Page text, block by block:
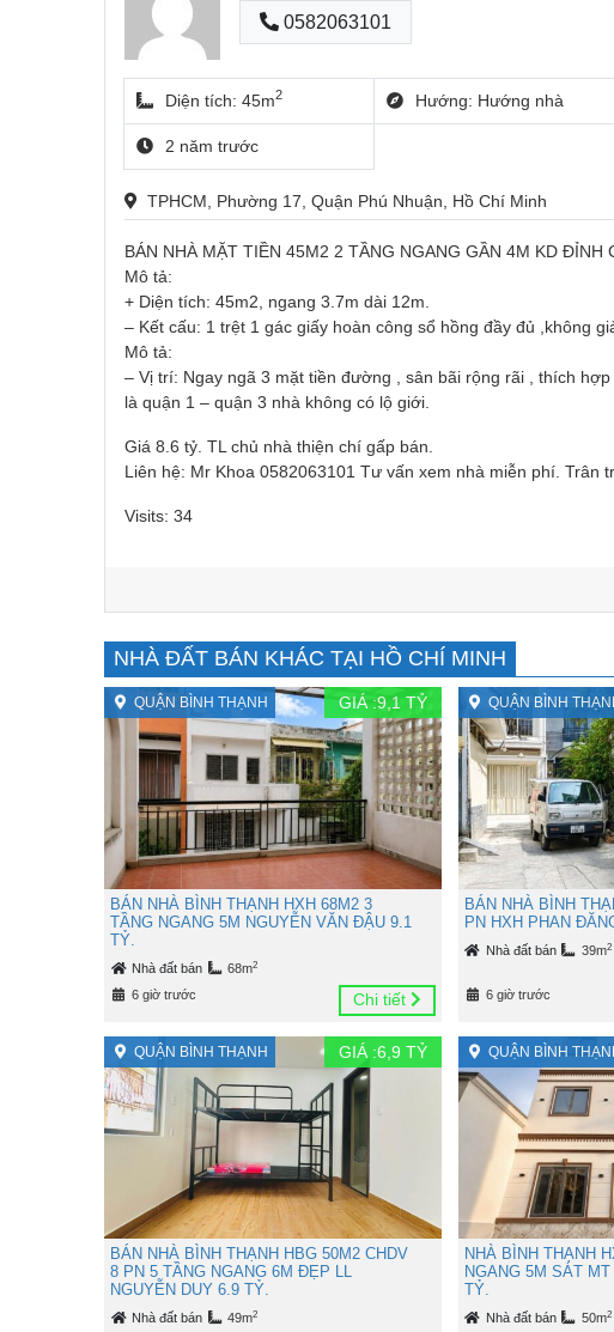
0582063101
Diện tích: 45m2 Hướng: Hướng nhà
2 năm trước
TPHCM, Phường 17, Quận Phú Nhuận, Hồ Chí Minh
BÁN NHÀ MẶT TIỀN 45M2 2 TẦNG NGANG GẦN 4M KD ĐỈNH
Mô tả:
+ Diện tích: 45m2, ngang 3.7m dài 12m.
– Kết cấu: 1 trệt 1 gác giấy hoàn công sổ hồng đầy đủ ,không
Mô tả:
– Vị trí: Ngay ngã 3 mặt tiền đường , sân bãi rộng rãi , thích
là quận 1 – quận 3 nhà không có lộ giới.
Giá 8.6 tỷ. TL chủ nhà thiện chí gấp bán.
Liên hệ: Mr Khoa 0582063101 Tư vấn xem nhà miễn phí. Trân
Visits: 34
NHÀ ĐẤT BÁN KHÁC TẠI HỒ CHÍ MINH
QUẬN BÌNH THẠNH GIÁ :9,1 TỶ
BÁN NHÀ BÌNH THẠNH HXH 68M2 3
TẦNG NGANG 5M NGUYỄN VĂN ĐẬU 9.1
TỶ.
Nhà đất bán 68m2
6 giờ trước Chi tiết
QUẬN BÌNH
BÁN NHÀ BÌNH
PN HXH PHAN
Nhà đất bán 39m2
6 giờ trước
QUẬN BÌNH THẠNH GIÁ :6,9 TỶ
BÁN NHÀ BÌNH THẠNH HBG 50M2 CHDV
8 PN 5 TẦNG NGANG 6M ĐẸP LL
NGUYỄN DUY 6.9 TỶ.
Nhà đất bán 49m2
QUẬN BÌNH
NHÀ BÌNH THẠNH
NGANG 5M SÁT
TỶ.
Nhà đất bán 50m2